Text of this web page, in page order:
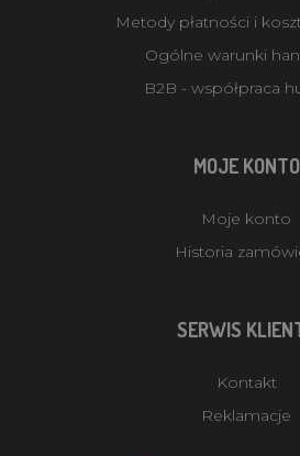
Metody płatności i
Ogólne warunki
B2B - współpraca
MOJE KONTO
Moje konto
Historia
SERWIS
Kontakt
Reklamacje